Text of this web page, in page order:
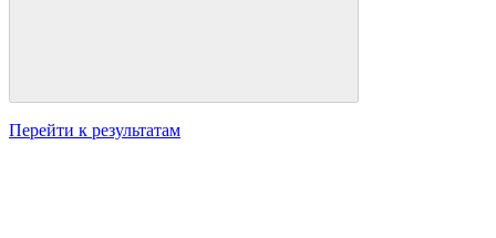
Перейти к результатам